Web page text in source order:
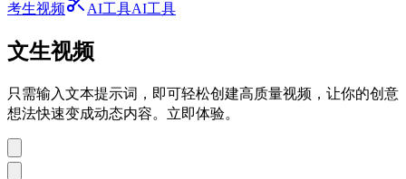
考生视频
AI工具AI工具
文生视频
只需输入文本提示词，即可轻松创建高质量视频，让你的创意
想法快速变成动态内容。立即体验。